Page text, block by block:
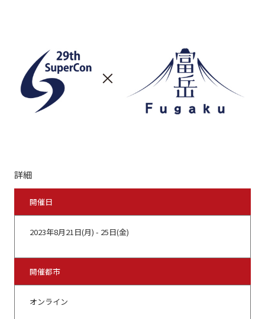
詳細
開催日
2023年8月21日(月) - 25日(金)
開催都市
オンライン